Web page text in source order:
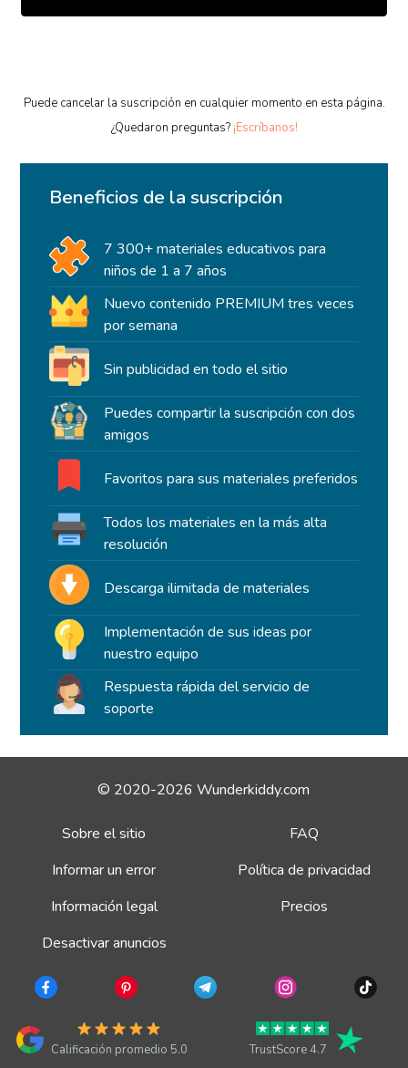
Puede cancelar la suscripción en cualquier momento en esta página.
¿Quedaron preguntas? ¡Escríbanos!
Beneficios de la suscripción
7 300+ materiales educativos para
niños de 1 a 7 años
Nuevo contenido PREMIUM tres veces
por semana
Sin publicidad en todo el sitio
Puedes compartir la suscripción con dos
amigos
Favoritos para sus materiales preferidos
Todos los materiales en la más alta
resolución
Descarga ilimitada de materiales
Implementación de sus ideas por
nuestro equipo
Respuesta rápida del servicio de
soporte
© 2020-2026 Wunderkiddy.com
Sobre el sitio
FAQ
Informar un error
Política de privacidad
Información legal
Precios
Desactivar anuncios
Calificación promedio 5.0 TrustScore 4.7